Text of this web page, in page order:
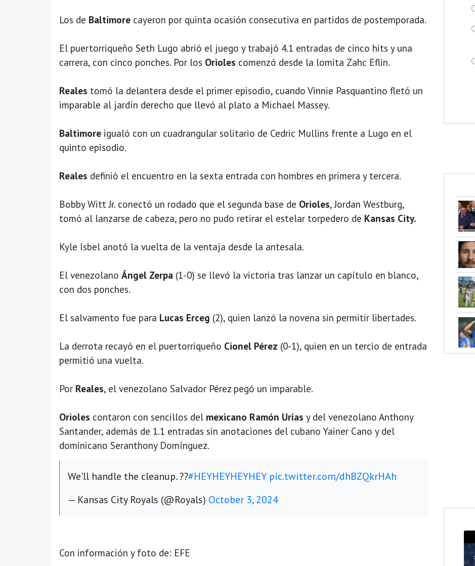
Los de Baltimore cayeron por quinta ocasión consecutiva en partidos de postemporada.
El puertorriqueño Seth Lugo abrió el juego y trabajó 4.1 entradas de cinco hits y una
carrera, con cinco ponches. Por los Orioles comenzó desde la lomita Zahc Eflin.
Reales tomó la delantera desde el primer episodio, cuando Vinnie Pasquantino fletó un
imparable al jardín derecho que llevó al plato a Michael Massey.
Baltimore igualó con un cuadrangular solitario de Cedric Mullins frente a Lugo en el
quinto episodio.
Reales definió el encuentro en la sexta entrada con hombres en primera y tercera.
Bobby Witt Jr. conectó un rodado que el segunda base de Orioles, Jordan Westburg,
tomó al lanzarse de cabeza, pero no pudo retirar el estelar torpedero de Kansas City.
Kyle Isbel anotó la vuelta de la ventaja desde la antesala.
El venezolano Ángel Zerpa (1-0) se llevó la victoria tras lanzar un capítulo en blanco,
con dos ponches.
El salvamento fue para Lucas Erceg (2), quien lanzó la novena sin permitir libertades.
La derrota recayó en el puertorriqueño Cionel Pérez (0-1), quien en un tercio de entrada
permitió una vuelta.
Por Reales, el venezolano Salvador Pérez pegó un imparable.
Orioles contaron con sencillos del mexicano Ramón Urías y del venezolano Anthony
Santander, además de 1.1 entradas sin anotaciones del cubano Yainer Cano y del
dominicano Seranthony Domínguez.
We'll handle the cleanup. ??#HEYHEYHEYHEY pic.twitter.com/dhBZQkrHAh
— Kansas City Royals (@Royals) October 3, 2024
Con información y foto de: EFE